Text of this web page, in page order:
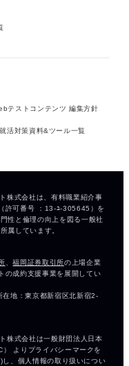
テストコンテンツ 編集方針
就活対策資料&ツール一覧